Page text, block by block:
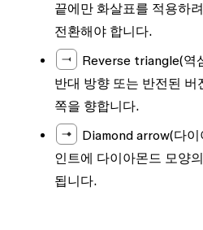
끝에만 화살표를 적용하
전환해야 합니다.
Reverse triangle(역
반대 방향 또는 반전된
쪽을 향합니다.
Diamond arrow(다이
인트에 다이아몬드 모양
됩니다.